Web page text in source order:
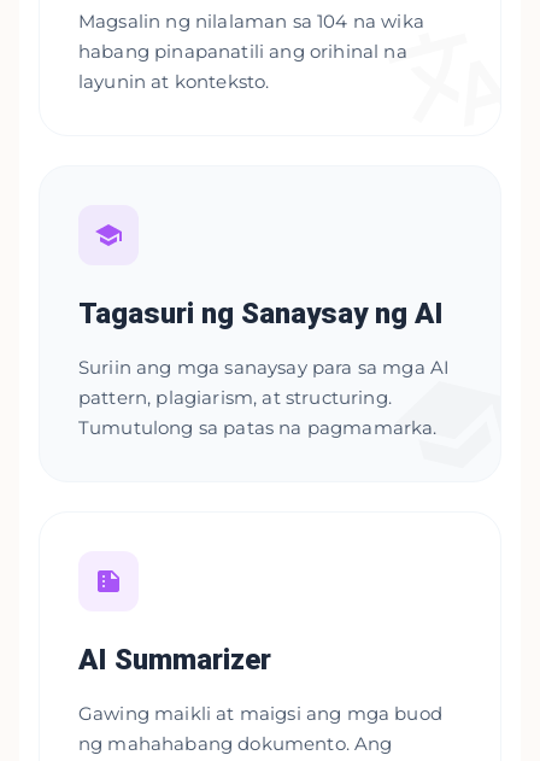
Magsalin ng nilalaman sa 104 na wika
habang pinapanatili ang orihinal na
layunin at konteksto.
Tagasuri ng Sanaysay ng AI
Suriin ang mga sanaysay para sa mga AI
pattern, plagiarism, at structuring.
Tumutulong sa patas na pagmamarka.
AI Summarizer
Gawing maikli at maigsi ang mga buod
ng mahahabang dokumento. Ang